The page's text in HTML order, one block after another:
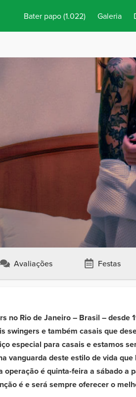
Bater papo(1.022) Galeria
Avaliações Festas
no Rio de Janeiro – Brasil – desde
swingers e também casais que
especial para casais e estamos
vanguarda deste estilo de vida
é quinta-feira a sábado a
é e será sempre oferecer o